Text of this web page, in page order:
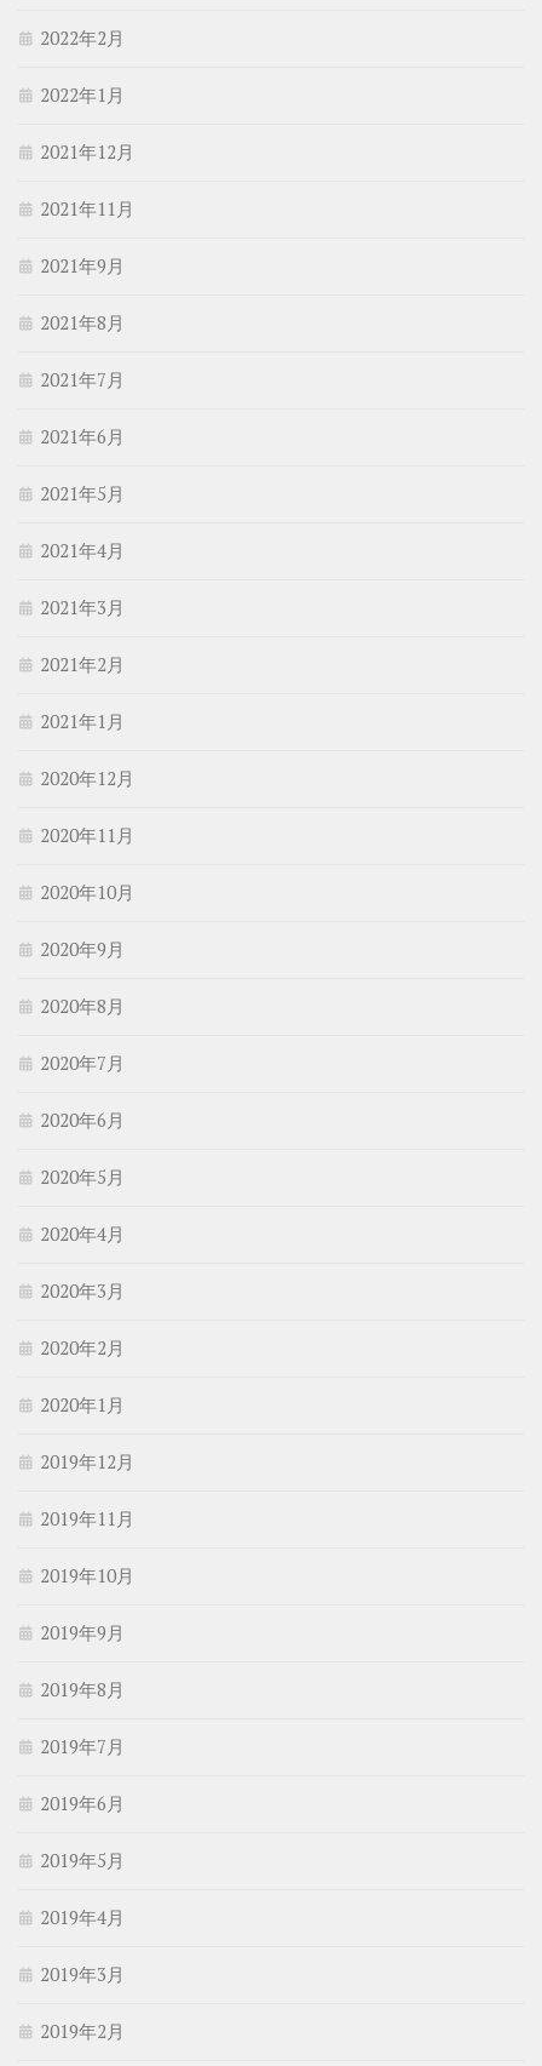
2022年2月
2022年1月
2021年12月
2021年11月
2021年9月
2021年8月
2021年7月
2021年6月
2021年5月
2021年4月
2021年3月
2021年2月
2021年1月
2020年12月
2020年11月
2020年10月
2020年9月
2020年8月
2020年7月
2020年6月
2020年5月
2020年4月
2020年3月
2020年2月
2020年1月
2019年12月
2019年11月
2019年10月
2019年9月
2019年8月
2019年7月
2019年6月
2019年5月
2019年4月
2019年3月
2019年2月